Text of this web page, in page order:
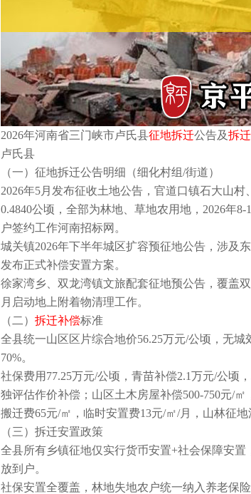
2026年河南省三门峡市卢氏县征地拆迁公告及拆
卢氏县
（一）征地拆迁公告明细（细化村组/街道）
2026年5月发布征收土地公告，官道口镇石大山
0.4840公顷，全部为林地、草地农用地，2026年
户签约工作河南招标网。
城关镇2026年下半年城区扩容预征地公告，涉及
发布正式补偿安置方案。
徐家湾乡、双龙湾镇文旅配套征地预公告，覆盖
月启动地上附着物清理工作。
（二） 拆迁补偿标准
全县统一山区区片综合地价56.25万元/公顷，无
70%。
社保费用77.25万元/公顷，青苗补偿2.1万元/公顷
独评估作价补偿；山区土木房屋补偿500-750元/㎡
搬迁费65元/㎡，临时安置费13元/㎡/月，山林征
（三）拆迁安置政策
全县所有乡镇征地仅实行货币安置+社会保障安置
放到户。
社保安置全覆盖，林地失地农户统一纳入养老保